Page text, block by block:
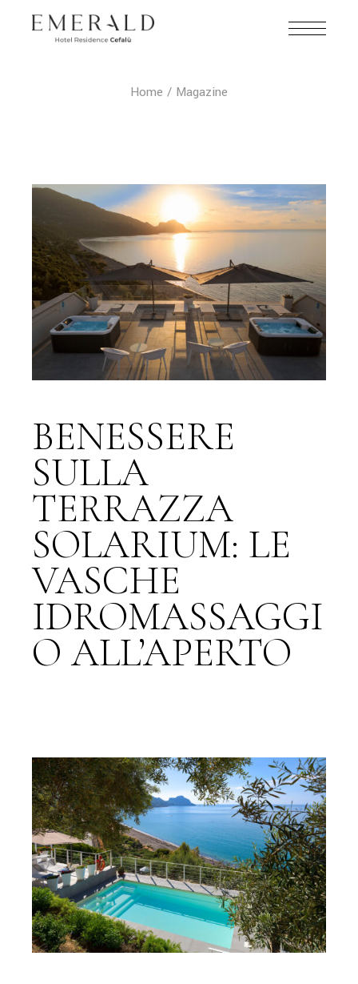
Home Magazine
BENESSERE
SULLA
TERRAZZA
SOLARIUM: LE
VASCHE
IDROMASSAGGI
O ALL’APERTO